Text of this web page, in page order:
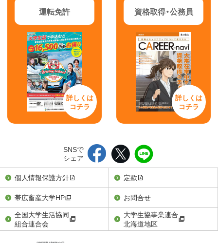
運転免許
詳しくは
コチラ
資格取得・公務員
詳しくは
コチラ
SNSで
シェア
個人情報保護方針
定款
帯広畜産大学HP
お問合せ
全国大学生活協同
組合連合会
大学生協事業連合
北海道地区